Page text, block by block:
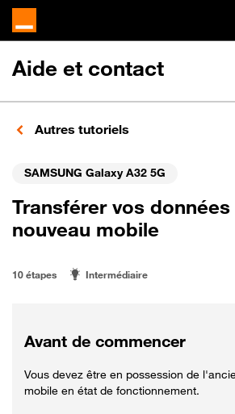
Aide et contact
Autres tutoriels
SAMSUNG Galaxy A32 5G
Transférer vos
nouveau mobile
10 étapes Intermédiaire
Avant de commencer
Vous devez être en possession de
mobile en état de fonctionnement.